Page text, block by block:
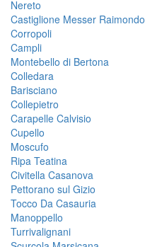
Nereto
Castiglione Messer Raimondo
Corropoli
Campli
Montebello di Bertona
Colledara
Barisciano
Collepietro
Carapelle Calvisio
Cupello
Moscufo
Ripa Teatina
Civitella Casanova
Pettorano sul Gizio
Tocco Da Casauria
Manoppello
Turrivalignani